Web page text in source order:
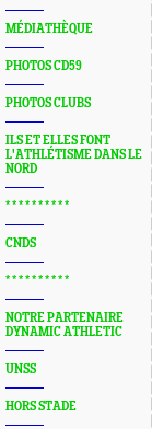
MÉDIATHÈQUE
PHOTOS CD59
PHOTOS CLUBS
ILS ET ELLES FONT
L'ATHLÉTISME DANS LE
NORD
* * * * * * * * * *
CNDS
* * * * * * * * * *
NOTRE PARTENAIRE
DYNAMIC ATHLETIC
UNSS
HORS STADE